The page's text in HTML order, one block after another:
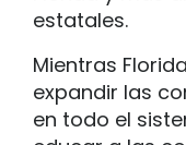
estatales.
Mientras
expandir las
en todo el